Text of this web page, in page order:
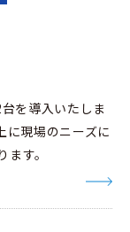
を導入いたしま
に現場のニーズに
す。